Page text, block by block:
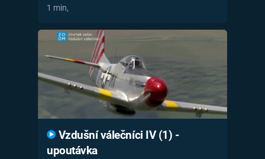
1 min,
Vzdušní válečníci IV (1) -
upoutávka